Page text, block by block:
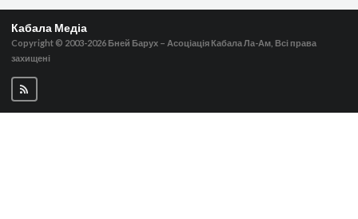
Кабала Медіа
Copyright © 2003-2026 Бней Барух – Асоціація Кабала Ла-Ам, Всі права
захищені